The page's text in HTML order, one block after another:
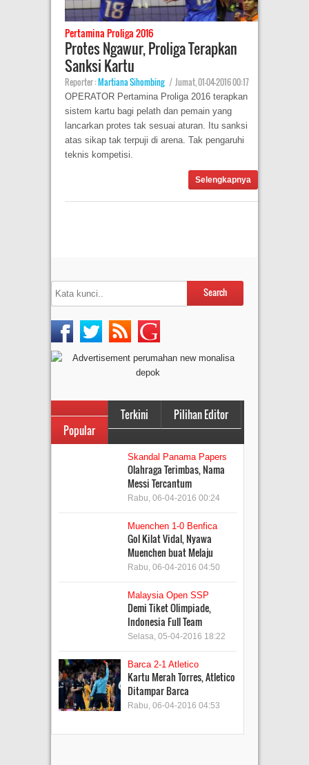
Pertamina Proliga 2016
Protes Ngawur, Proliga Terapkan
Sanksi Kartu
Reporter :Martiana Sihombing | Jumat, 01-04-2016 00:17
OPERATOR Pertamina Proliga 2016 terapkan
sistem kartu bagi pelath dan pemain yang
lancarkan protes tak sesuai aturan. Itu sanksi
atas sikap tak terpuji di arena. Tak pengaruhi
teknis kompetisi.
Selengkapnya
Popular
Terkini Pilihan Editor
Skandal Panama Papers
Olahraga Terimbas, Nama
Messi Tercantum
Rabu, 06-04-2016 00:24
Muenchen 1-0 Benfica
Gol Kilat Vidal, Nyawa
Muenchen buat Melaju
Rabu, 06-04-2016 04:50
Malaysia Open SSP
Demi Tiket Olimpiade,
Indonesia Full Team
Selasa, 05-04-2016 18:22
Barca 2-1 Atletico
Kartu Merah Torres, Atletico
Ditampar Barca
Rabu, 06-04-2016 04:53